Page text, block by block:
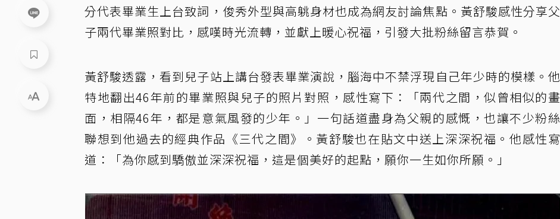
分代表畢業生上台致詞，俊秀外型與高䠷身材也成為網友討論焦點。黃舒駿感性分享父
子兩代畢業照對比，感嘆時光流轉，並獻上暖心祝福，引發大批粉絲留言恭賀。
黃舒駿透露，看到兒子站上講台發表畢業演說，腦海中不禁浮現自己年少時的模樣。他
特地翻出46年前的畢業照與兒子的照片對照，感性寫下：「兩代之間，似曾相似的畫
面，相隔46年，都是意氣風發的少年。」一句話道盡身為父親的感慨，也讓不少粉絲
聯想到他過去的經典作品《三代之間》。黃舒駿也在貼文中送上深深祝福。他感性寫
道：「為你感到驕傲並深深祝福，這是個美好的起點，願你一生如你所願。」